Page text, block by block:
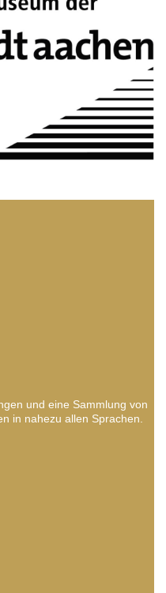
und eine Sammlung von
in nahezu allen Sprachen.